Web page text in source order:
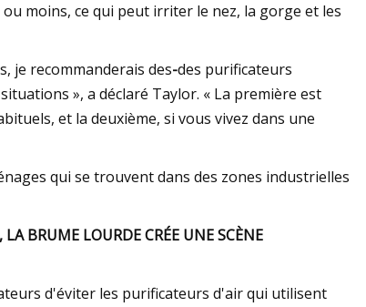
moins, ce qui peut irriter le nez, la gorge et les
je recommanderais des-des purificateurs
», a déclaré Taylor. « La première est
et la deuxième, si vous vivez dans une
qui se trouvent dans des zones industrielles
BRUME LOURDE CRÉE UNE SCÈNE
d'éviter les purificateurs d'air qui utilisent